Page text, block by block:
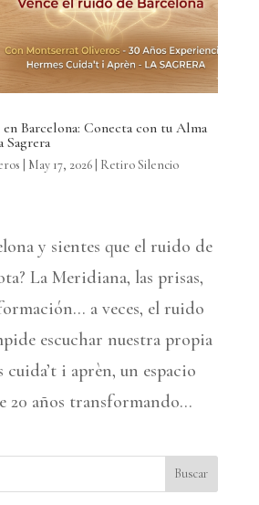
Barcelona: Conecta con tu Alma
Sagrera
May 17, 2026| Retiro Silencio
y sientes que el ruido de
La Meridiana, las prisas,
a veces, el ruido
escuchar nuestra propia
cuida’t i aprèn, un espacio
20 años transformando...
Buscar